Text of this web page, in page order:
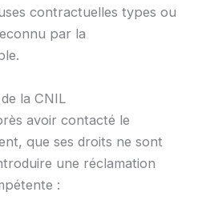
contractuelles types ou
par la
la CNIL
avoir contacté le
que ses droits ne sont
une réclamation
: